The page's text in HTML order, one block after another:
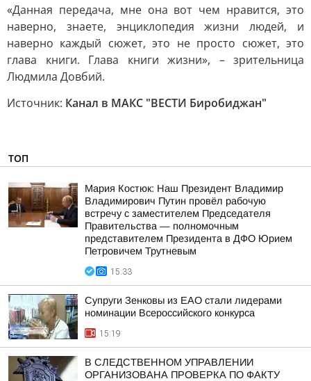
«Данная передача, мне она вот чем нравится, это
наверно, знаете, энциклопедия жизни людей, и
наверно каждый сюжет, это не просто сюжет, это
глава книги. Глава книги жизни», – зрительница
Людмила Довбий.
Источник: Канал в МАКС "ВЕСТИ Биробиджан"
ТОП
Мария Костюк: Наш Президент Владимир
Владимирович Путин провёл рабочую
встречу с заместителем Председателя
Правительства — полномочным
представителем Президента в ДФО Юрием
Петровичем Трутневым
15:33
Супруги Зенковы из ЕАО стали лидерами
номинации Всероссийского конкурса
15:19
В СЛЕДСТВЕННОМ УПРАВЛЕНИИ
ОРГАНИЗОВАНА ПРОВЕРКА ПО ФАКТУ